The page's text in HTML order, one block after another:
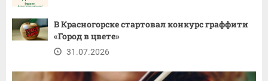
В Красногорске стартовал конкурс граффити
«Город в цвете»
31.07.2026